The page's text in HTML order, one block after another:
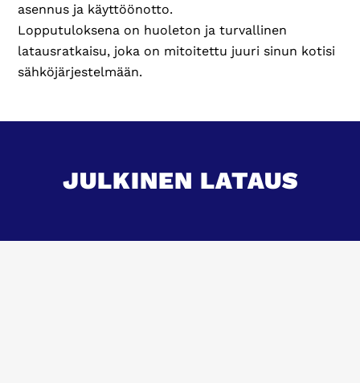
asennus ja käyttöönotto.
Lopputuloksena on huoleton ja turvallinen
latausratkaisu, joka on mitoitettu juuri sinun kotisi
sähköjärjestelmään.
JULKINEN LATAUS